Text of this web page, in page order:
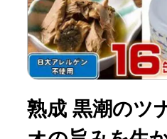
熟成 黒潮のツ